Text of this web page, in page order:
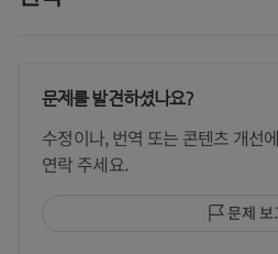
문제를 발견하셨나요?
수정이나, 번역 또는 콘텐츠 개선
연락 주세요.
문제 보